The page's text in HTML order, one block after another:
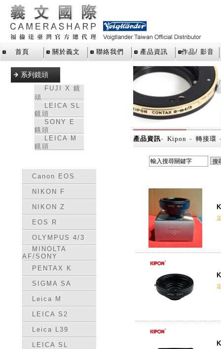
首頁 關於義文 聯絡我們 產品資訊 作品/ 影音
系列鏡頭
FUJI X 鏡
頭
LEICA SL
鏡頭
SONY E
鏡頭
LEICA M
鏡頭
Canon EOS
NIKON F
NIKON Z
EOS R
OLYMPUS 4/3
MINOLTA
AF/SONY
PENTAX K
SIGMA SA
Leica M
LEICA S2
Leica L39
LEICA SL
產品資訊- Kipon - 轉接環